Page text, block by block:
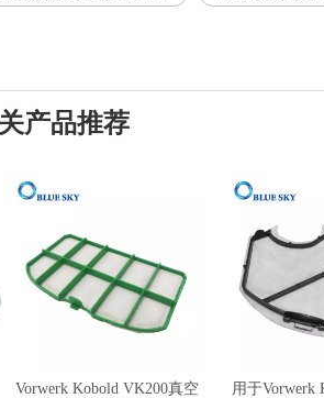
产品推荐
Vorwerk Kobold VK200真空
用于Vorwerk